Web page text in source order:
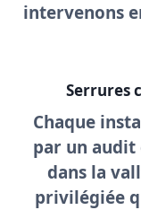
intervenons
Serrures
Chaque
par un
dans la
privilégiée